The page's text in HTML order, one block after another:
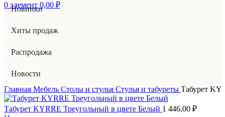
0 элемент 0,00 ₽
Новинки
Хиты продаж
Распродажа
Новости
Главная Мебель Столы и стулья Стулья и табуреты Табурет
Табурет KYRRE Треугольный в цвете Белый 1 446,00 ₽